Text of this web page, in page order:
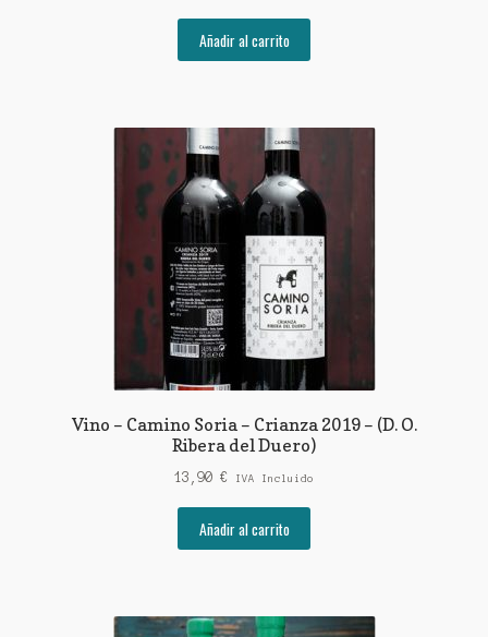
Añadir al carrito
Vino – Camino Soria – Crianza 2019 – (D. O.
Ribera del Duero)
13,90 € IVA Incluido
Añadir al carrito